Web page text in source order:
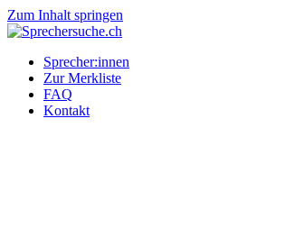
Zum Inhalt springen
Sprecher:innen
Zur Merkliste
FAQ
Kontakt